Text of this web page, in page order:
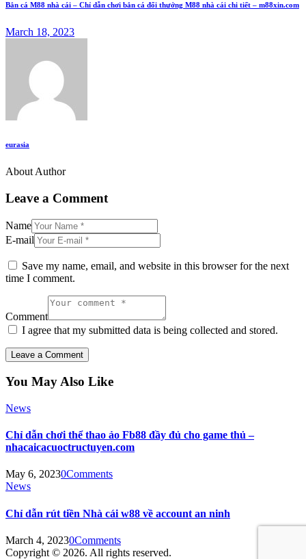
Bắn cá M88 nhà cái – Chỉ dẫn chơi bắn cá đổi thưởng M88 nhà cái chi tiết – m88xin.com
March 18, 2023
eurasia
About Author
Leave a Comment
Name
E-mail
Save my name, email, and website in this browser for the next
time I comment.
Comment
I agree that my submitted data is being collected and stored.
You May Also Like
News
Chỉ dẫn chơi thể thao ảo Fb88 đầy đủ cho game thủ –
nhacaicacuoctructuyen.com
May 6, 20230Comments
News
Chỉ dẫn rút tiền Nhà cái w88 về account an ninh
March 4, 20230Comments
Copyright © 2026. All rights reserved.